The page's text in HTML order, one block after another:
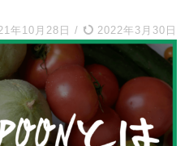
年10月28日 / 2022年3月30日